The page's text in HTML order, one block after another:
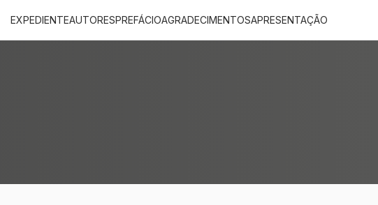
EXPEDIENTEAUTORESPREFÁCIOAGRADECIMENTOSAPRESENTAÇÃO